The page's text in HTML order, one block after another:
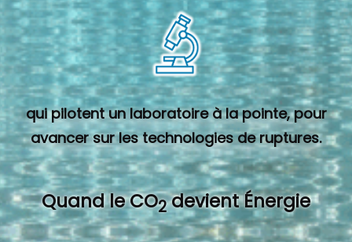
qui pilotent un laboratoire à la pointe, pour
avancer sur les technologies de ruptures.
Quand le CO2devient Énergie